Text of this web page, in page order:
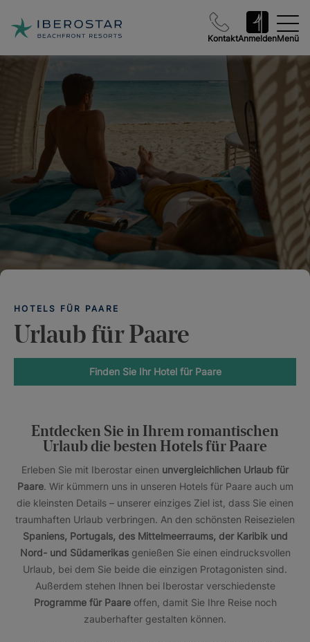
KontaktAnmeldenMenü
HOTELS FÜR PAARE
Urlaub für Paare
Finden Sie Ihr Hotel für Paare
Entdecken Sie in Ihrem romantischen
Urlaub die besten Hotels für Paare
Erleben Sie mit Iberostar einen unvergleichlichen Urlaub für
Paare. Wir kümmern uns in unseren Hotels für Paare auch um
die kleinsten Details – unserer einziges Ziel ist, dass Sie einen
traumhaften Urlaub verbringen. An den schönsten Reisezielen
Spaniens, Portugals, des Mittelmeerraums, der Karibik und
Nord- und Südamerikasgenießen Sie einen eindrucksvollen
Urlaub, bei dem Sie beide die einzigen Protagonisten sind.
Außerdem stehen Ihnen bei Iberostar verschiedenste
Programme für Paare offen, damit Sie Ihre Reise noch
zauberhafter gestalten können.